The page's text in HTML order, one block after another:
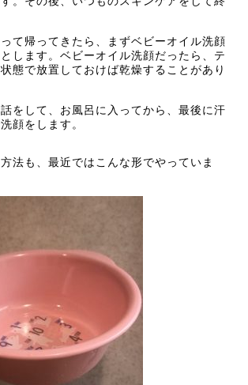
て帰ってきたら、まずベビーオイル洗顔
します。ベビーオイル洗顔だったら、テ
態で放置しておけば乾燥することがあり
をして、お風呂に入ってから、最後に汗
顔をします。
法も、最近ではこんな形でやっていま